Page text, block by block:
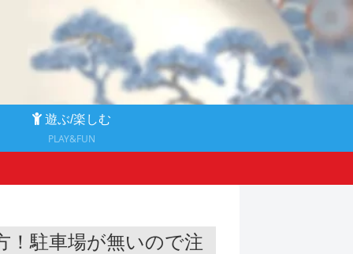
遊ぶ/楽しむ
PLAY&FUN
！駐車場が無いので注